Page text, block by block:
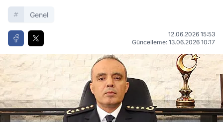
Genel
12.06.2026 15:53
Güncelleme: 13.06.2026 10:17